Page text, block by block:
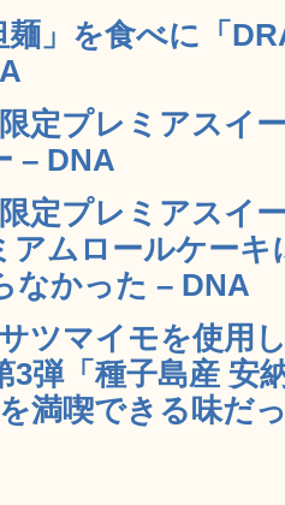
麺」を食べに「
定プレミアスイ
– DNA
定プレミアスイ
アムロールケー
なかった – DNA
ツマイモを使用
3弾「種子島産 安
満喫できる味だ